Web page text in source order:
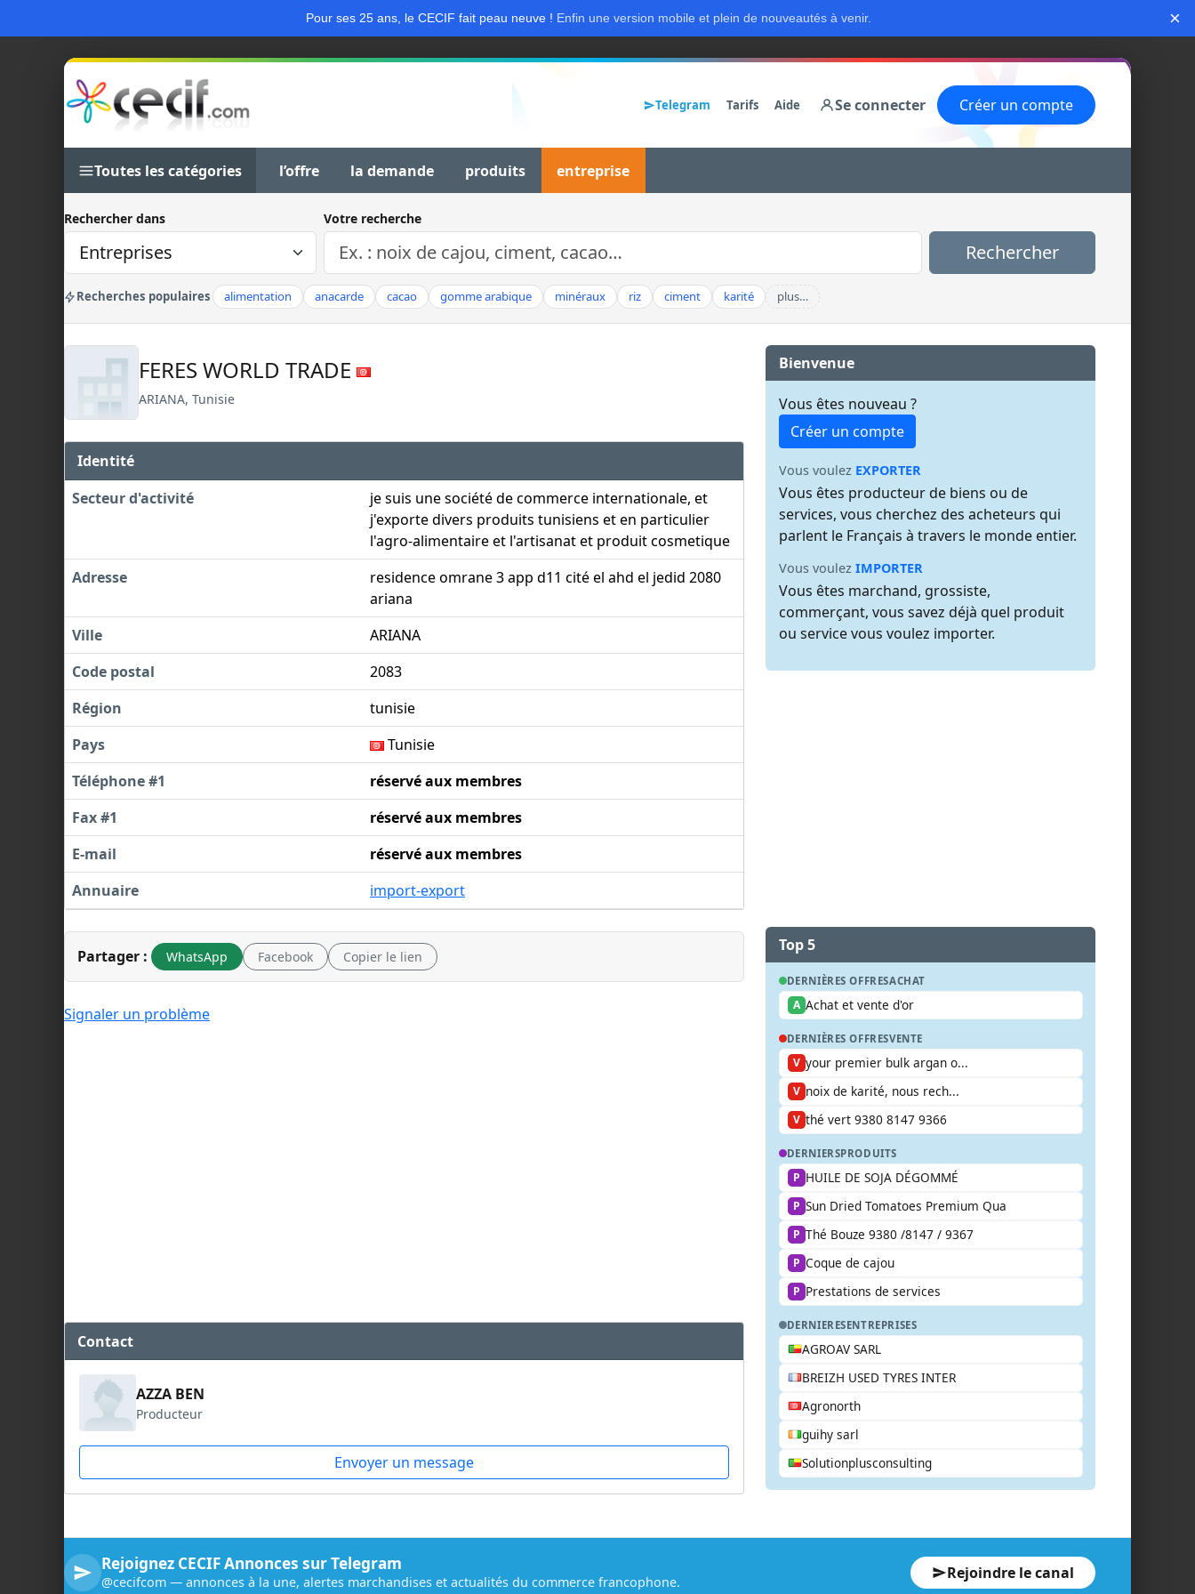
Pour ses 25 ans, le CECIF fait peau neuve ! Enfin une version mobile et plein de nouveautés à venir. ×
Telegram Tarifs Aide Se connecter Créer un compte
Toutes les catégories l’offre la demande produits entreprise
Rechercher dans Votre recherche
Rechercher
Recherches populaires alimentation anacarde cacao gomme arabique minéraux riz ciment karité plus…
FERES WORLD TRADE
ARIANA, Tunisie
Identité
Secteur d'activité
je suis une société de commerce internationale, et
j'exporte divers produits tunisiens et en particulier
l'agro-alimentaire et l'artisanat et produit cosmetique
Adresse
residence omrane 3 app d11 cité el ahd el jedid 2080
ariana
Ville
ARIANA
Code postal
2083
Région
tunisie
Pays
Tunisie
Téléphone #1
réservé aux membres
Fax #1
réservé aux membres
E-mail
réservé aux membres
Annuaire
import-export
Partager : WhatsApp Facebook Copier le lien
Signaler un problème
Contact
AZZA BEN
Producteur
Envoyer un message
Bienvenue
Vous êtes nouveau ?
Créer un compte
Vous voulez EXPORTER
Vous êtes producteur de biens ou de
services, vous cherchez des acheteurs qui
parlent le Français à travers le monde entier.
Vous voulez IMPORTER
Vous êtes marchand, grossiste,
commerçant, vous savez déjà quel produit
ou service vous voulez importer.
Top 5
DERNIÈRES OFFRESACHAT
A Achat et vente d'or
DERNIÈRES OFFRESVENTE
V your premier bulk argan o...
V noix de karité, nous rech...
V thé vert 9380 8147 9366
DERNIERSPRODUITS
P HUILE DE SOJA DÉGOMMÉ
P Sun Dried Tomatoes Premium Qua
P Thé Bouze 9380 /8147 / 9367
P Coque de cajou
P Prestations de services
DERNIERESENTREPRISES
AGROAV SARL
BREIZH USED TYRES INTER
Agronorth
guihy sarl
Solutionplusconsulting
Rejoignez CECIF Annonces sur Telegram
@cecifcom — annonces à la une, alertes marchandises et actualités du commerce francophone. Rejoindre le canal